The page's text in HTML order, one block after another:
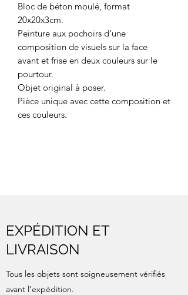
Bloc de béton moulé, format
20x20x3cm.
Peinture aux pochoirs d’une
composition de visuels sur la face
avant et frise en deux couleurs sur le
pourtour.
Objet original à poser.
Pièce unique avec cette composition et
ces couleurs.
EXPÉDITION ET
LIVRAISON
Tous les objets sont soigneusement vérifiés
avant l’expédition.